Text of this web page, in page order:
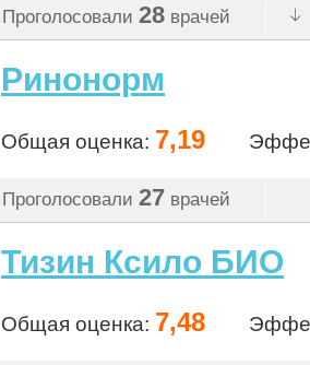
Проголосовали 28 врачей
Ринонорм
Общая оценка: 7,19
Проголосовали 27 врачей
Тизин Ксило БИО
Общая оценка: 7,48